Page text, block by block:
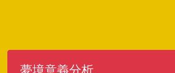
夢境意義分析